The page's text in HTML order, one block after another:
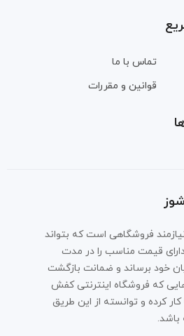
تماس با ما
قوانین و مقررات
فروشگاهی است که بتواند
قیمت مناسب را در مدت
خود برساند و ضمانت بازگشت
که فروشگاه اینترنتی کفش
کرده و توانسته از این طریق
باشد.